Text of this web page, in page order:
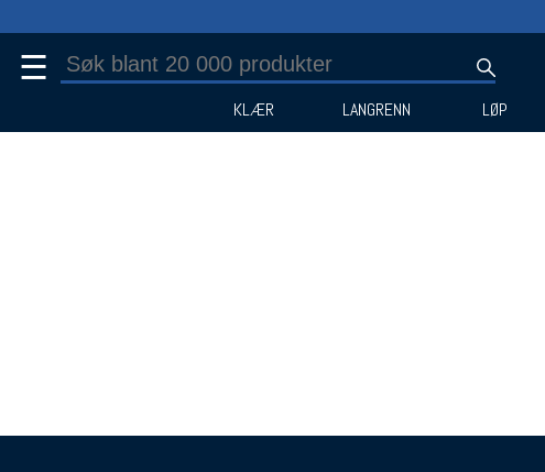
☰
KLÆR LANGRENN LØP